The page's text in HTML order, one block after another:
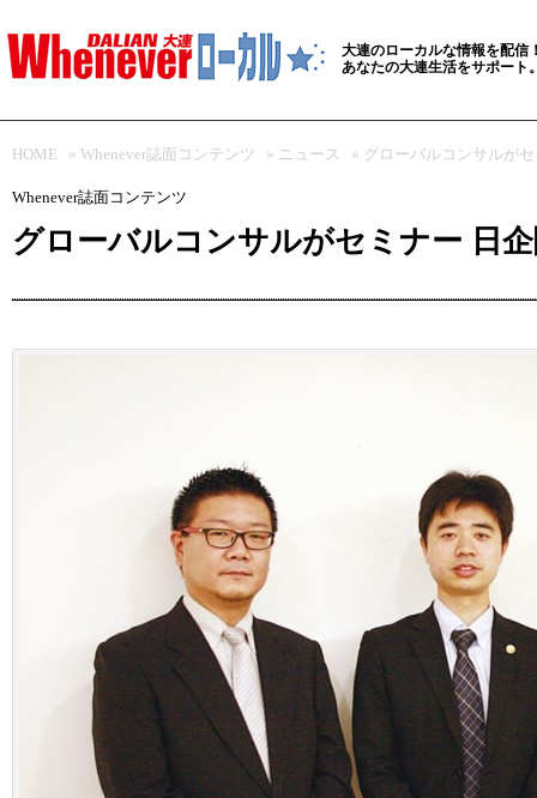
大連のローカルな情報を配信
あなたの大連生活をサポート
HOME » Whenever誌面コンテンツ » ニュース » グローバルコンサルが
Whenever誌面コンテンツ
グローバルコンサルがセミナー 日